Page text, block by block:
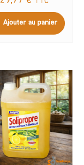
Ajouter au panier